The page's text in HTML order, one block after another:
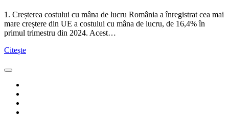
1. Creșterea costului cu mâna de lucru România a înregistrat cea mai
mare creștere din UE a costului cu mâna de lucru, de 16,4% în
primul trimestru din 2024. Acest…
Citește